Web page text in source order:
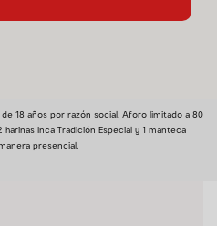
18 años por razón social. Aforo limitado a 80
Inca Tradición Especial y 1 manteca
presencial.